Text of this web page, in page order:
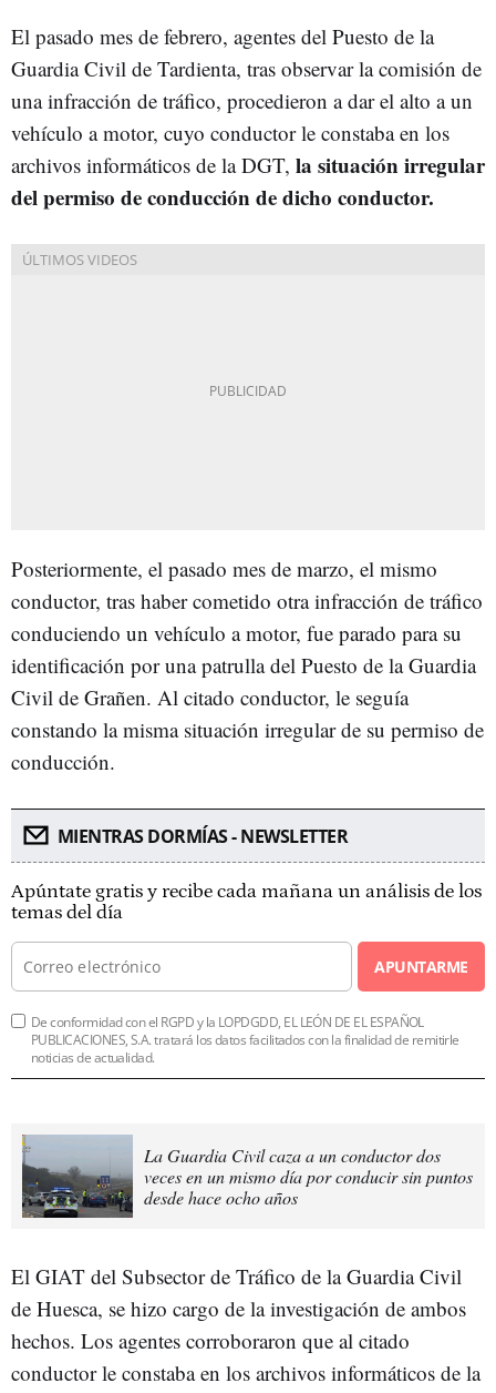
El pasado mes de febrero, agentes del Puesto de la
Guardia Civil de Tardienta, tras observar la comisión de
una infracción de tráfico, procedieron a dar el alto a un
vehículo a motor, cuyo conductor le constaba en los
archivos informáticos de la DGT, la situación irregular
del permiso de conducción de dicho conductor.
Posteriormente, el pasado mes de marzo, el mismo
conductor, tras haber cometido otra infracción de tráfico
conduciendo un vehículo a motor, fue parado para su
identificación por una patrulla del Puesto de la Guardia
Civil de Grañen. Al citado conductor, le seguía
constando la misma situación irregular de su permiso de
conducción.
MIENTRAS DORMÍAS - NEWSLETTER
Apúntate gratis y recibe cada mañana un análisis de los
temas del día
APUNTARME
De conformidad con el RGPD y la LOPDGDD, EL LEÓN DE EL ESPAÑOL
PUBLICACIONES, S.A. tratará los datos facilitados con la finalidad de remitirle
noticias de actualidad.
La Guardia Civil caza a un conductor dos
veces en un mismo día por conducir sin puntos
desde hace ocho años
El GIAT del Subsector de Tráfico de la Guardia Civil
de Huesca, se hizo cargo de la investigación de ambos
hechos. Los agentes corroboraron que al citado
conductor le constaba en los archivos informáticos de la